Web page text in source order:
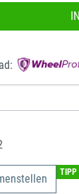
den
TIPP